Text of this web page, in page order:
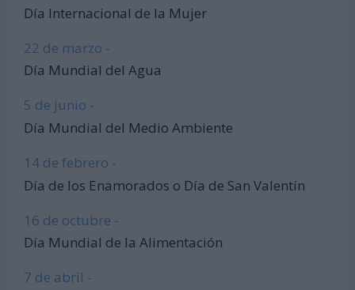
Día Internacional de la Mujer
22 de marzo -
Día Mundial del Agua
5 de junio -
Día Mundial del Medio Ambiente
14 de febrero -
Día de los Enamorados o Día de San Valentín
16 de octubre -
Día Mundial de la Alimentación
7 de abril -